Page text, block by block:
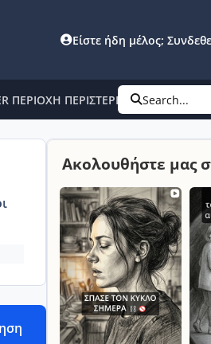
Είστε ήδη μέλος;
ΠΕΡΙΟΧΗ ΠΕΡΙΣΤΕΡΙ-ΜΠΟΥΡΝΑΖΙ
Search...
Ακολουθήστε μας